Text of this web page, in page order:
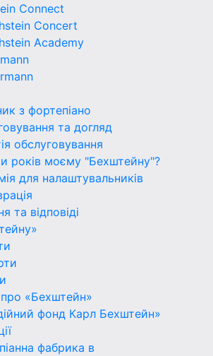
Connect
Concert
Academy
з фортепіано
та догляд
обслуговування
років моєму "Бехштейну"?
для налаштувальників
та відповіді
«Бехштейн»
фонд Карл Бехштейн»
фабрика в